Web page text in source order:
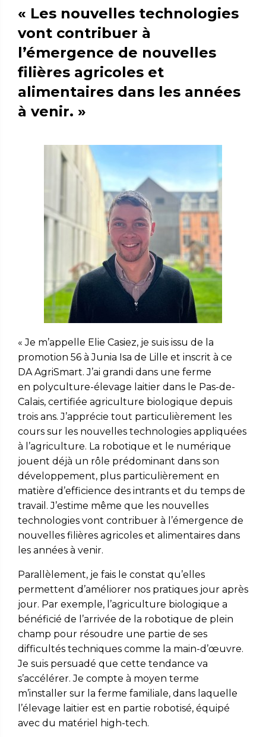
« Les nouvelles technologies
vont contribuer à
l’émergence de nouvelles
filières agricoles et
alimentaires dans les années
à venir. »
« Je m’appelle Elie Casiez, je suis issu de la
promotion 56 à Junia Isa de Lille et inscrit à ce
DA AgriSmart. J’ai grandi dans une ferme
en polyculture-élevage laitier dans le Pas-de-
Calais, certifiée agriculture biologique depuis
trois ans. J’apprécie tout particulièrement les
cours sur les nouvelles technologies appliquées
à l’agriculture. La robotique et le numérique
jouent déjà un rôle prédominant dans son
développement, plus particulièrement en
matière d’efficience des intrants et du temps de
travail. J’estime même que les nouvelles
technologies vont contribuer à l’émergence de
nouvelles filières agricoles et alimentaires dans
les années à venir.
Parallèlement, je fais le constat qu’elles
permettent d’améliorer nos pratiques jour après
jour. Par exemple, l’agriculture biologique a
bénéficié de l’arrivée de la robotique de plein
champ pour résoudre une partie de ses
difficultés techniques comme la main-d’œuvre.
Je suis persuadé que cette tendance va
s’accélérer. Je compte à moyen terme
m’installer sur la ferme familiale, dans laquelle
l’élevage laitier est en partie robotisé, équipé
avec du matériel high-tech.